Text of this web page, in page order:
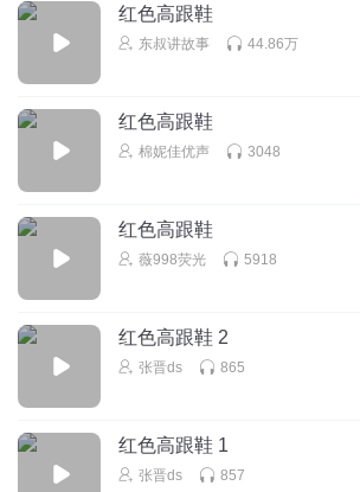
红色高跟鞋
东叔讲故事 44.86万
红色高跟鞋
棉妮佳优声 3048
红色高跟鞋
薇998荧光 5918
红色高跟鞋 2
张晋ds 865
红色高跟鞋 1
张晋ds 857